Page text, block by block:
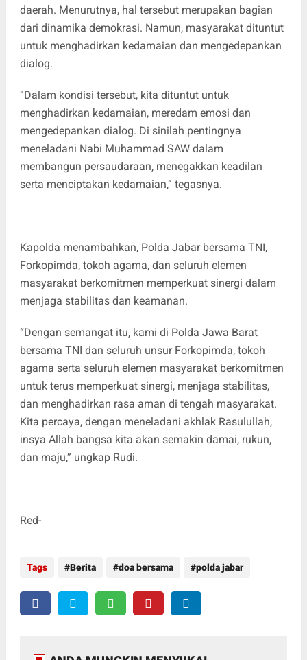
daerah. Menurutnya, hal tersebut merupakan bagian
dari dinamika demokrasi. Namun, masyarakat dituntut
untuk menghadirkan kedamaian dan mengedepankan
dialog.
“Dalam kondisi tersebut, kita dituntut untuk
menghadirkan kedamaian, meredam emosi dan
mengedepankan dialog. Di sinilah pentingnya
meneladani Nabi Muhammad SAW dalam
membangun persaudaraan, menegakkan keadilan
serta menciptakan kedamaian,” tegasnya.
Kapolda menambahkan, Polda Jabar bersama TNI,
Forkopimda, tokoh agama, dan seluruh elemen
masyarakat berkomitmen memperkuat sinergi dalam
menjaga stabilitas dan keamanan.
“Dengan semangat itu, kami di Polda Jawa Barat
bersama TNI dan seluruh unsur Forkopimda, tokoh
agama serta seluruh elemen masyarakat berkomitmen
untuk terus memperkuat sinergi, menjaga stabilitas,
dan menghadirkan rasa aman di tengah masyarakat.
Kita percaya, dengan meneladani akhlak Rasulullah,
insya Allah bangsa kita akan semakin damai, rukun,
dan maju,” ungkap Rudi.
Red-
Tags Berita doa bersama polda jabar